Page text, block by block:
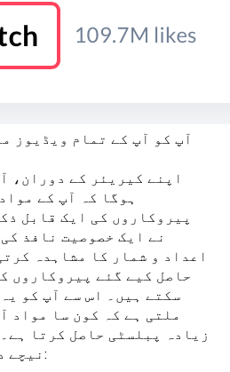
اپنے کیریئر کے دوران،
ہوگا کہ آپ کے
پیروکاروں کی ایک قابل
اعداد و شمار کا مشاہدہ
حاصل کیے گئے پیروکاروں
سکتے ہیں۔ اس سے آپ کو
ملتی ہے کہ کون سا مواد
زیادہ پبلسٹی حاصل کرتا
نیچے دی گئی تصویر دیکھیں: